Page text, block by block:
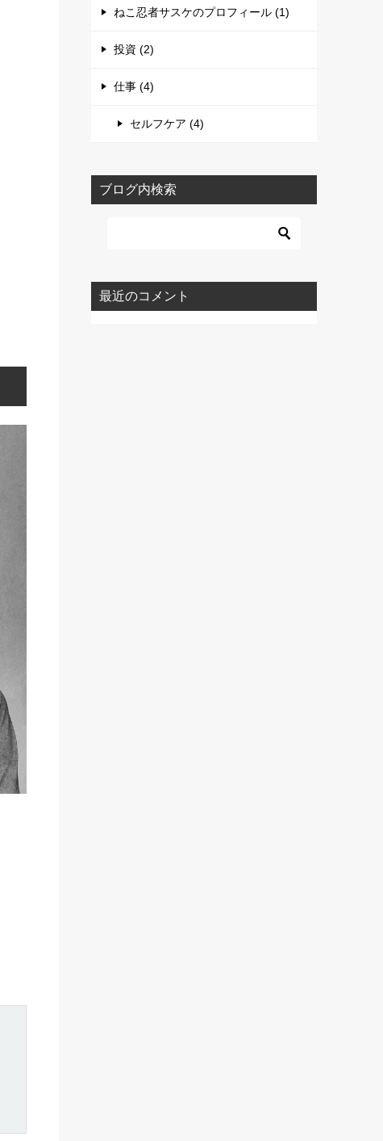
ねこ忍者サスケのプロフィール (1)
投資 (2)
仕事 (4)
セルフケア (4)
ブログ内検索
最近のコメント